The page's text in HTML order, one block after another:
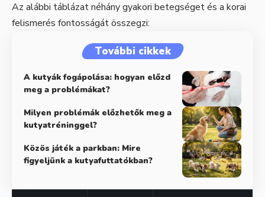
Az alábbi táblázat néhány gyakori betegséget és a korai
felismerés fontosságát összegzi:
További cikkek
A kutyák fogápolása: hogyan előzd
meg a problémákat?
Milyen problémák előzhetők meg a
kutyatréninggel?
Közös játék a parkban: Mire
figyeljünk a kutyafuttatókban?